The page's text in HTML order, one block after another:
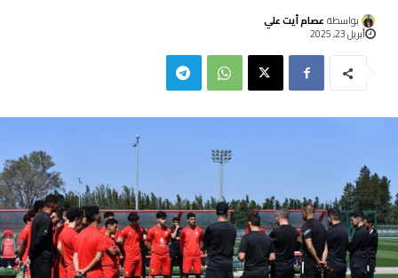
بواسطة عصام أيت علي
أبريل 23, 2025